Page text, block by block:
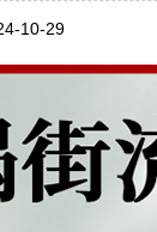
10-29